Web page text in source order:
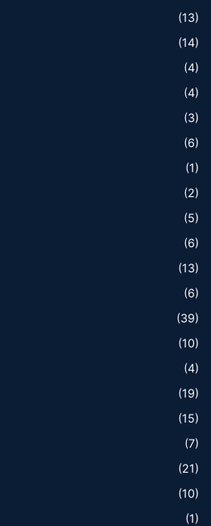
(13)
(14)
(4)
(4)
(3)
(6)
(1)
(2)
(5)
(6)
(13)
(6)
(39)
(10)
(4)
(19)
(15)
(7)
(21)
(10)
(1)